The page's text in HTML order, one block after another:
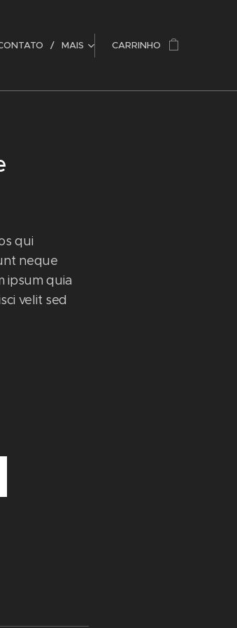
MAIS CARRINHO
qui
neque
ipsum quia
velit sed